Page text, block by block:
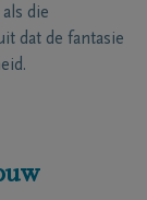
die
dat de fantasie